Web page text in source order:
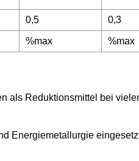
0,5 0,3
%max %max
als Reduktionsmittel bei
Energiemetallurgie